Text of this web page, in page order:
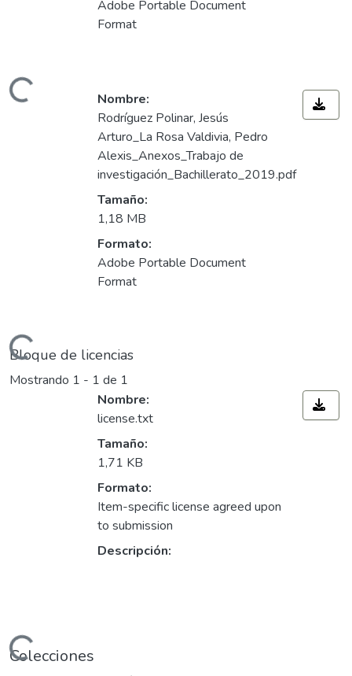
Adobe Portable Document
Format
Nombre:
Rodríguez Polinar, Jesús
Arturo_La Rosa Valdivia, Pedro
Alexis_Anexos_Trabajo de
investigación_Bachillerato_2019.pdf
Tamaño:
1,18 MB
Formato:
Adobe Portable Document
Format
Bloque de licencias
Mostrando 1 - 1 de 1
Nombre:
license.txt
Tamaño:
1,71 KB
Formato:
Item-specific license agreed upon
to submission
Descripción:
Colecciones